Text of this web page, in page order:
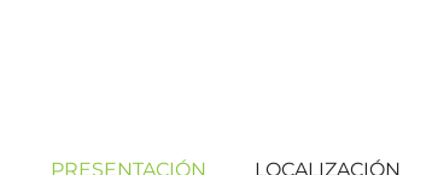
PRESENTACIÓN LOCALIZACIÓN